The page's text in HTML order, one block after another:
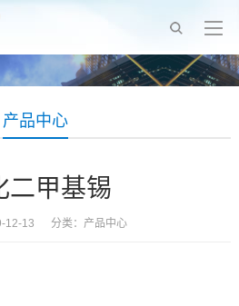
产品中心
二甲基锡
12-13 分类： 产品中心